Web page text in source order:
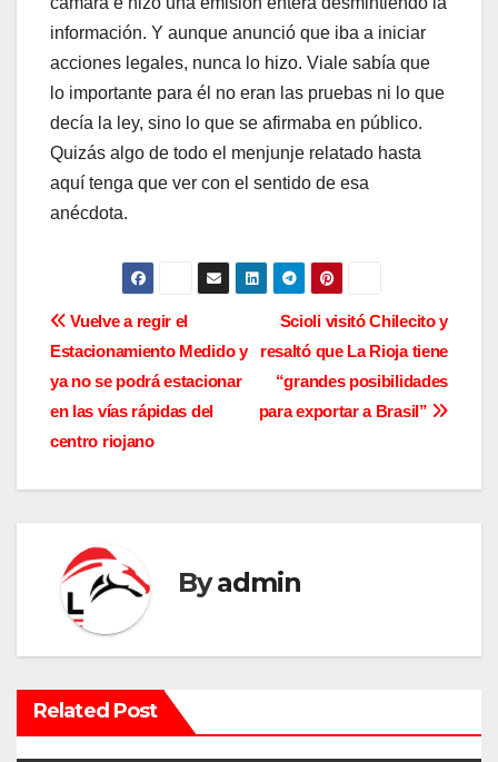
información. Y aunque anunció que iba a iniciar
acciones legales, nunca lo hizo. Viale sabía que
lo importante para él no eran las pruebas ni lo que
decía la ley, sino lo que se afirmaba en público.
Quizás algo de todo el menjunje relatado hasta
aquí tenga que ver con el sentido de esa
anécdota.
N
a
v
a
c
i
ó
n
Scioli visitó Chilecito y
resaltó que La Rioja tiene
“grandes posibilidades
para exportar a Brasil”
Vuelve a regir el
Estacionamiento Medido y
ya no se podrá estacionar
en las vías rápidas del
centro riojano
Byadmin
Related Post